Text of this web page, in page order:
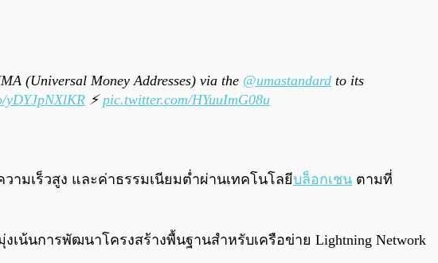
(Universal Money Addresses) via the @umastandard to its
yDYJpNXlKR ⚡pic.twitter.com/HYuuImG08u
ามเร็วสูง และค่าธรรมเนียมต่ำผ่านเทคโนโลยีบล็อกเชน ตามที่
เน้นการพัฒนาโครงสร้างพื้นฐานสำหรับเครือข่าย Lightning Network